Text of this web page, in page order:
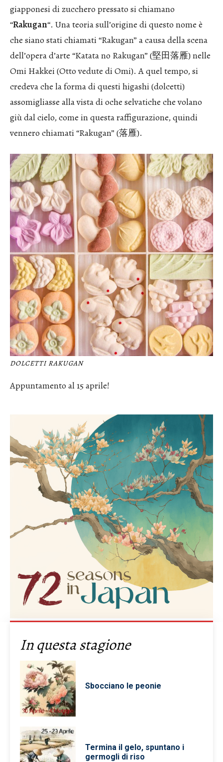
giapponesi di zucchero pressato si chiamano
“Rakugan“. Una teoria sull’origine di questo nome è
che siano stati chiamati “Rakugan” a causa della scena
dell’opera d’arte “Katata no Rakugan” (堅田落雁) nelle
Omi Hakkei (Otto vedute di Omi). A quel tempo, si
credeva che la forma di questi higashi (dolcetti)
assomigliasse alla vista di oche selvatiche che volano
giù dal cielo, come in questa raffigurazione, quindi
vennero chiamati “Rakugan” (落雁).
DOLCETTI RAKUGAN
Appuntamento al 15 aprile!
In questa stagione
Sbocciano le peonie
Termina il gelo, spuntano i
germogli di riso